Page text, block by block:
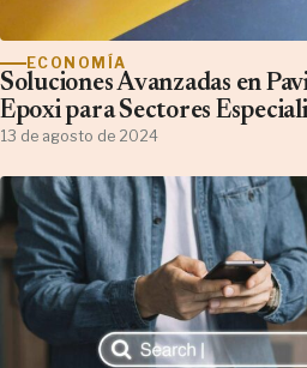
ECONOMÍA
Soluciones Avanzadas en
Epoxi para Sectores
13 de agosto de 2024